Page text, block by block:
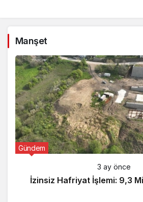
Manşet
Gündem
3 ay önce
İzinsiz Hafriyat İşlemi: 9,3